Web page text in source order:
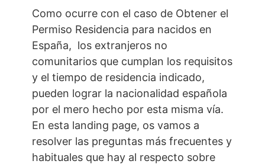
Como ocurre con el caso de Obtener el
Permiso Residencia para nacidos en
España, los extranjeros no
comunitarios que cumplan los requisitos
y el tiempo de residencia indicado,
pueden lograr la nacionalidad española
por el mero hecho por esta misma vía.
En esta landing page, os vamos a
resolver las preguntas más frecuentes y
habituales que hay al respecto sobre